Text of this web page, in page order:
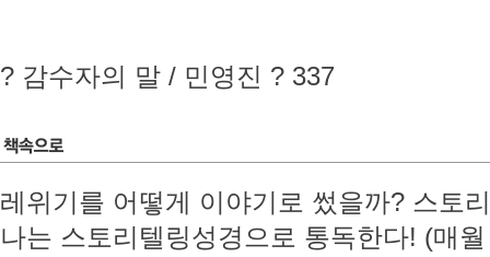
? 감수자의 말 / 민영진 ? 337
레위기를 어떻게 이야기로 썼을까? 스토
나는 스토리텔링성경으로 통독한다! (매